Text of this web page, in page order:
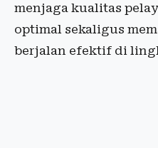
menjaga kualitas
optimal sekaligus
berjalan efektif di